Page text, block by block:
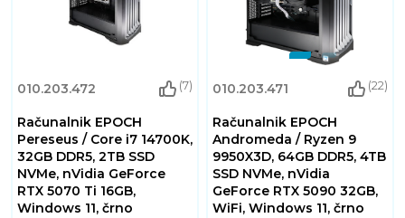
010.203.472 (7)
Računalnik EPOCH
Pereseus / Core i7 14700K,
32GB DDR5, 2TB SSD
NVMe, nVidia GeForce
RTX 5070 Ti 16GB,
Windows 11, črno
010.203.471 (22)
Računalnik EPOCH
Andromeda / Ryzen 9
9950X3D, 64GB DDR5, 4TB
SSD NVMe, nVidia
GeForce RTX 5090 32GB,
WiFi, Windows 11, črno